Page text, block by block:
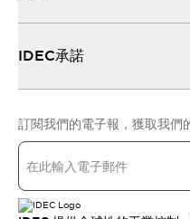
IDEC承諾
訂閱我們的電子報，獲取我們